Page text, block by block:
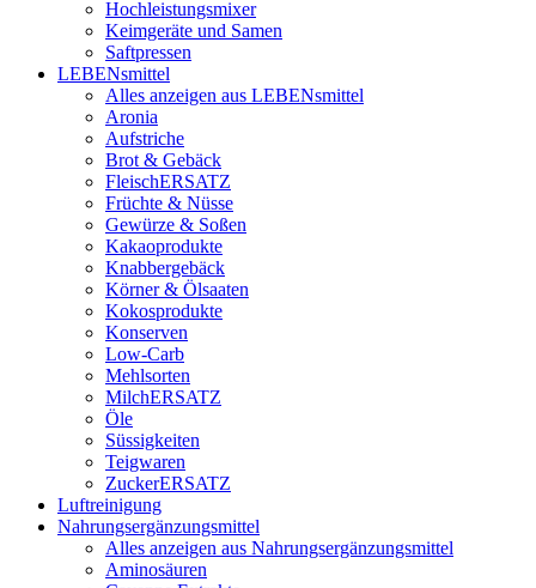
Hochleistungsmixer
Keimgeräte und Samen
Saftpressen
LEBENsmittel
Alles anzeigen aus LEBENsmittel
Aronia
Aufstriche
Brot & Gebäck
FleischERSATZ
Früchte & Nüsse
Gewürze & Soßen
Kakaoprodukte
Knabbergebäck
Körner & Ölsaaten
Kokosprodukte
Konserven
Low-Carb
Mehlsorten
MilchERSATZ
Öle
Süssigkeiten
Teigwaren
ZuckerERSATZ
Luftreinigung
Nahrungsergänzungsmittel
Alles anzeigen aus Nahrungsergänzungsmittel
Aminosäuren